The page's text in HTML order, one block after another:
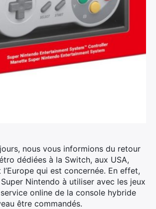
nous vous informions du retour
dédiées à la Switch, aux USA,
l’Europe qui est concernée. En effet,
Nintendo à utiliser avec les jeux
online de la console hybride
être commandés.